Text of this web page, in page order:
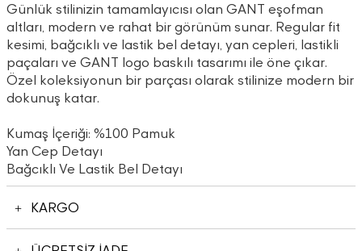
Günlük stilinizin tamamlayıcısı olan GANT eşofman
altları, modern ve rahat bir görünüm sunar. Regular fit
kesimi, bağcıklı ve lastik bel detayı, yan cepleri, lastikli
paçaları ve GANT logo baskılı tasarımı ile öne çıkar.
Özel koleksiyonun bir parçası olarak stilinize modern bir
dokunuş katar.
Kumaş İçeriği: %100 Pamuk
Yan Cep Detayı
Bağcıklı Ve Lastik Bel Detayı
KARGO